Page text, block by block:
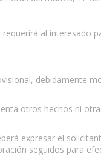
al interesado
debidamente
otros hechos ni
expresar el
seguidos para